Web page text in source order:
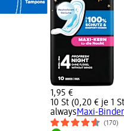
1,95 €
10 St (0,20 € je 1
alwaysMaxi-
(170)